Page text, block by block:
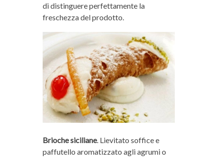
di distinguere perfettamente la
freschezza del prodotto.
Brioche siciliane. Lievitato soffice e
paffutello aromatizzato agli agrumi o